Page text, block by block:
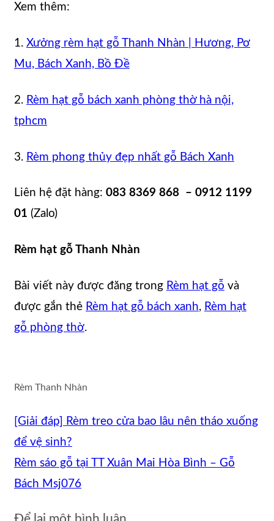
Xem thêm:
1. Xưởng rèm hạt gỗ Thanh Nhàn | Hương, Pơ
Mu, Bách Xanh, Bồ Đề
2. Rèm hạt gỗ bách xanh phòng thờ hà nội,
tphcm
3. Rèm phong thủy đẹp nhất gỗ Bách Xanh
Liên hệ đặt hàng: 083 8369 868 – 0912 1199
01 (Zalo)
Rèm hạt gỗ Thanh Nhàn
Bài viết này được đăng trong Rèm hạt gỗ và
được gắn thẻ Rèm hạt gỗ bách xanh, Rèm hạt
gỗ phòng thờ.
Rèm Thanh Nhàn
[Giải đáp] Rèm treo cửa bao lâu nên tháo xuống
để vệ sinh?
Rèm sáo gỗ tại TT Xuân Mai Hòa Bình – Gỗ
Bách Msj076